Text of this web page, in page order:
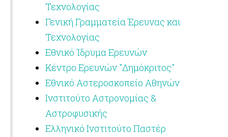
Τεχνολογίας
Γενική Γραμματεία Έρευνας και
Τεχνολογίας
Εθνικό Ίδρυμα Ερευνών
Κέντρο Ερευνών "Δημόκριτος"
Εθνικό Αστεροσκοπείο Αθηνών
Ινστιτούτο Αστρονομίας &
Αστροφυσικής
Ελληνικό Ινστιτούτο Παστέρ